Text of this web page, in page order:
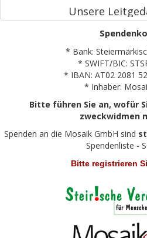
Unsere
* Bank:
* SWIFT/BIC:
* IBAN: AT02 2081
* Inhaber:
Bitte führen Sie an, wofür
zweckwidmen
Spenden an die Mosaik GmbH sind
Spendenliste -
Bitte registrieren